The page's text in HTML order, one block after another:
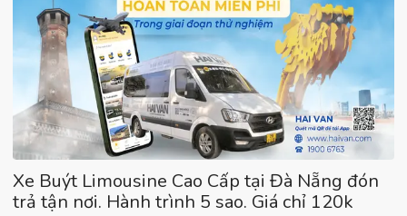
Xe Buýt Limousine Cao Cấp tại Đà Nẵng đón
trả tận nơi. Hành trình 5 sao. Giá chỉ 120k